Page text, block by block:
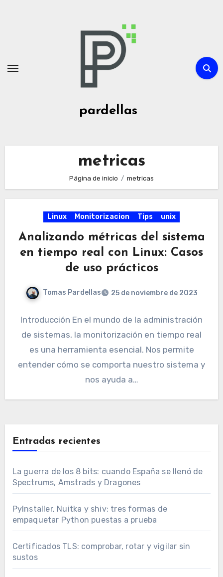
pardellas
metricas
Página de inicio metricas
Linux Monitorizacion Tips unix
Analizando métricas del sistema
en tiempo real con Linux: Casos
de uso prácticos
Tomas Pardellas 25 de noviembre de 2023
Introducción En el mundo de la administración
de sistemas, la monitorización en tiempo real
es una herramienta esencial. Nos permite
entender cómo se comporta nuestro sistema y
nos ayuda a…
Entradas recientes
La guerra de los 8 bits: cuando España se llenó de
Spectrums, Amstrads y Dragones
PyInstaller, Nuitka y shiv: tres formas de
empaquetar Python puestas a prueba
Certificados TLS: comprobar, rotar y vigilar sin
sustos